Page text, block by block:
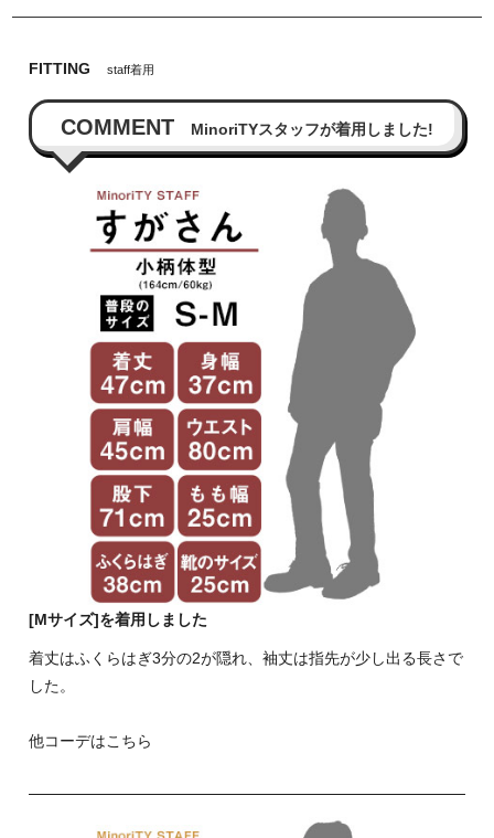
FITTING staff着用
COMMENT MinoriTYスタッフが着用しました!
[Mサイズ]を着用しました
着丈はふくらはぎ3分の2が隠れ、袖丈は指先が少し出る長さで
した。
他コーデはこちら